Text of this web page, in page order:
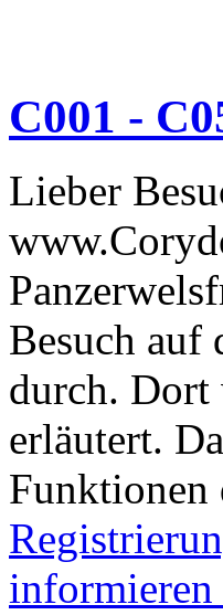
C001 -
Lieber
Besuch auf
durch. Dort
erläutert.
Funktionen